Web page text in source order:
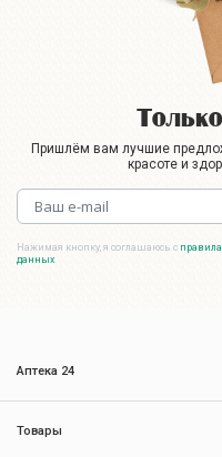
Пришлём вам лучшие
красоте и
Нажимая кнопку, я соглашаюсь с
данных
Аптека 24
Товары